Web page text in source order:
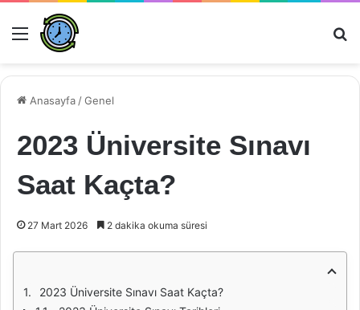
Menü
Anasayfa /Genel
2023 Üniversite Sınavı
Saat Kaçta?
27 Mart 2026 2 dakika okuma süresi
2023 Üniversite Sınavı Saat Kaçta?